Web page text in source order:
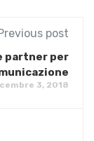
post
partner per
3, 2018